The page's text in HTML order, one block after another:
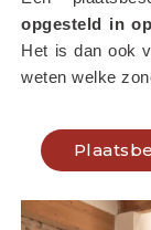
opgesteld in
Het is dan ook
weten welke